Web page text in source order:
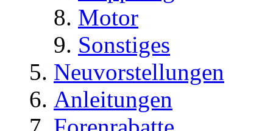
Motor
Sonstiges
Neuvorstellungen
Anleitungen